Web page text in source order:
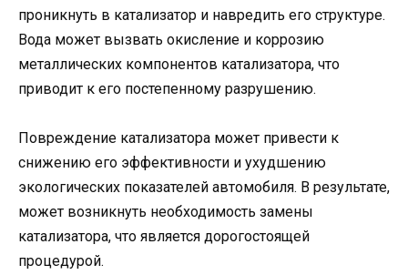
проникнуть в катализатор и навредить его структуре.
Вода может вызвать окисление и коррозию
металлических компонентов катализатора, что
приводит к его постепенному разрушению.
Повреждение катализатора может привести к
снижению его эффективности и ухудшению
экологических показателей автомобиля. В результате,
может возникнуть необходимость замены
катализатора, что является дорогостоящей
процедурой.